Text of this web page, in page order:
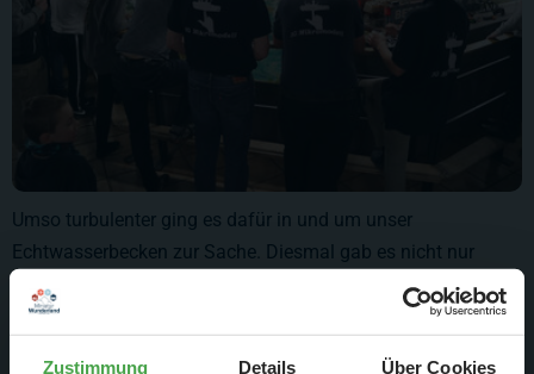
Zustimmung Details Über Cookies
Umso turbulenter ging es dafür in und um unser
Echtwasserbecken zur Sache. Diesmal gab es nicht nur
unseren Hauskapitän, sondern auch mehrere Gastkapitäne
von der IG Mikrodell http://www.mikromodell.eu/.